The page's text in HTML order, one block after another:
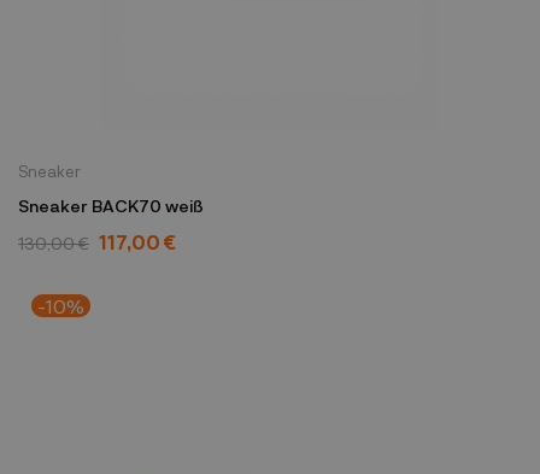
Sneaker
Sneaker BACK70 weiß
130,00 € 117,00 €
-10%